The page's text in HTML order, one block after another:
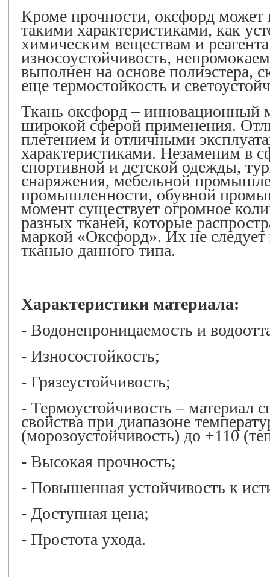
Кроме прочности, оксфорд может
такими характеристиками, как
химическим веществам и
износоустойчивость,
выполнен на основе полиэстера,
еще термостойкость и
Ткань оксфорд – инновационный
широкой сферой применения.
плетением и отличными
характеристиками. Незаменим в
спортивной и детской одежды,
снаряжения, мебельной
промышленности, обувной
момент существует огромное
разных тканей, которые
маркой «Оксфорд». Их не следует
тканью данного типа.
Характеристики материала:
- Водонепроницаемость и
- Износостойкость;
- Грязеустойчивость;
- Термоустойчивость – материал
свойства при диапазоне
(морозоустойчивость) до +110
- Высокая прочность;
- Повышенная устойчивость к
- Доступная цена;
- Простота ухода.